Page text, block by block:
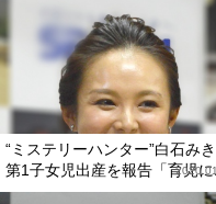
“ミステリーハンター”白石みき
第1子女児出産を報告「育児